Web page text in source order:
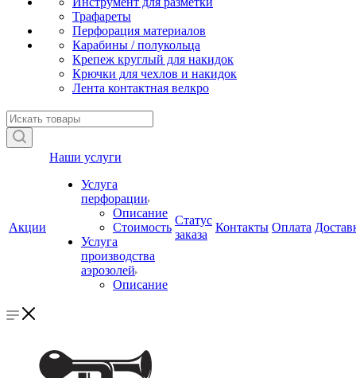
Трафареты
Перфорация материалов
Карабины / полукольца
Крепеж круглый для накидок
Крючки для чехлов и накидок
Лента контактная велкро
Акции
Наши услуги
Услуга
перфорации
Описание
Стоимость
Услуга
производства
аэрозолей
Описание
Статус
заказа
Контакты Оплата